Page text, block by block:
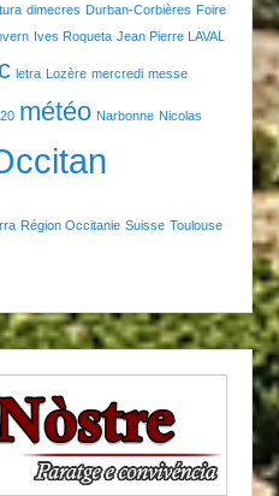
dimecres Durban-Corbières Foire
Ives Roqueta Jean Pierre LAVAL
letra Lozère mercredi messe
météo Narbonne Nicolas
Région Occitanie Suisse Toulouse